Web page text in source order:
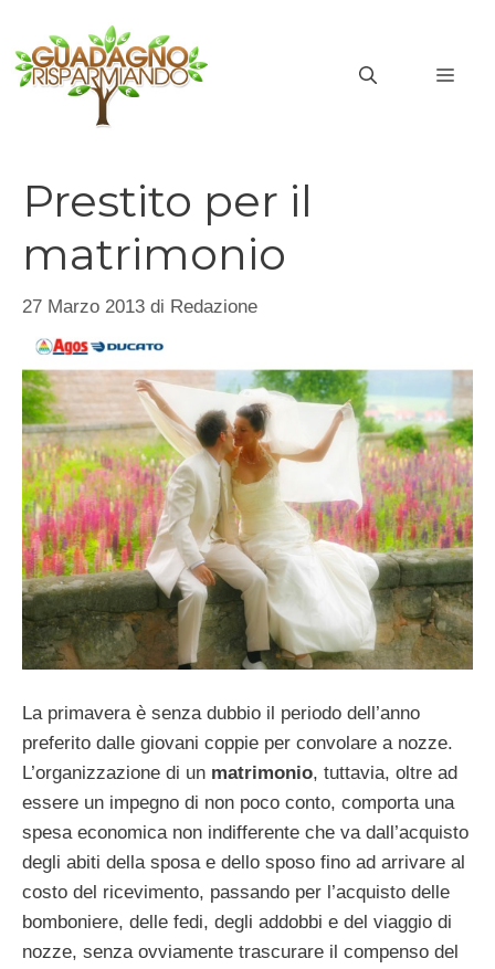
contenuto
Prestito per il
matrimonio
27 Marzo 2013 di Redazione
La primavera è senza dubbio il periodo dell’anno
preferito dalle giovani coppie per convolare a nozze.
L’organizzazione di un matrimonio, tuttavia, oltre ad
essere un impegno di non poco conto, comporta una
spesa economica non indifferente che va dall’acquisto
degli abiti della sposa e dello sposo fino ad arrivare al
costo del ricevimento, passando per l’acquisto delle
bomboniere, delle fedi, degli addobbi e del viaggio di
nozze, senza ovviamente trascurare il compenso del